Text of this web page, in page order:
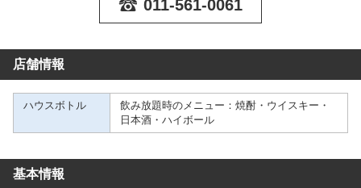
011-561-0061
店舗情報
ハウスボトル
飲み放題時のメニュー：焼酎・ウイスキー・
日本酒・ハイボール
基本情報